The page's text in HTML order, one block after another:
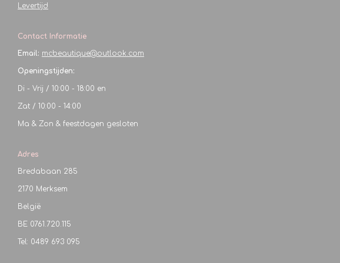
Levertijd
Contact Informatie
Email: mcbeautique@outlook.com
Openingstijden:
Di - Vrij / 10:00 - 18:00 en
Zat / 10:00 - 14:00
Ma & Zon & feestdagen gesloten
Adres
Bredabaan 285
2170 Merksem
België
BE 0761.720.115
Tel: 0489 693 095